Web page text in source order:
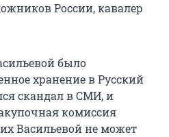
России, кавалер
было
хранение в Русский
скандал в СМИ, и
комиссия
Васильевой не может